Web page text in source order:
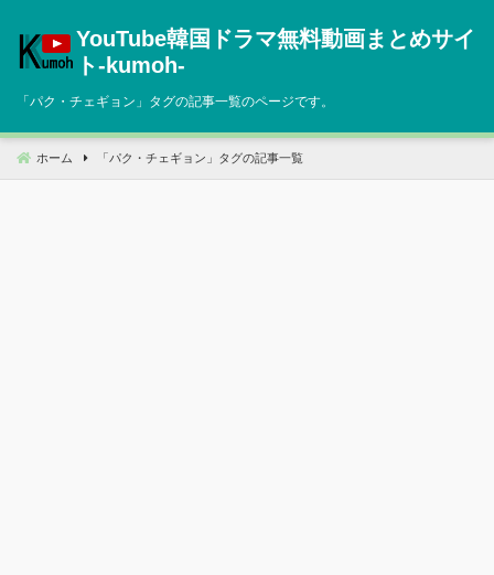
へ
動
YouTube韓国ドラマ無料動画まとめサイ
ト‐kumoh‐
「パク・チェギョン 」タグの記事一覧のページです。
ホーム 「 パク・チェギョン 」タグの記事一覧